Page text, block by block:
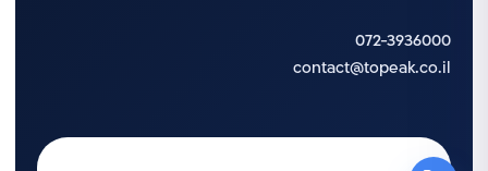
072-3936000
contact@topeak.co.il